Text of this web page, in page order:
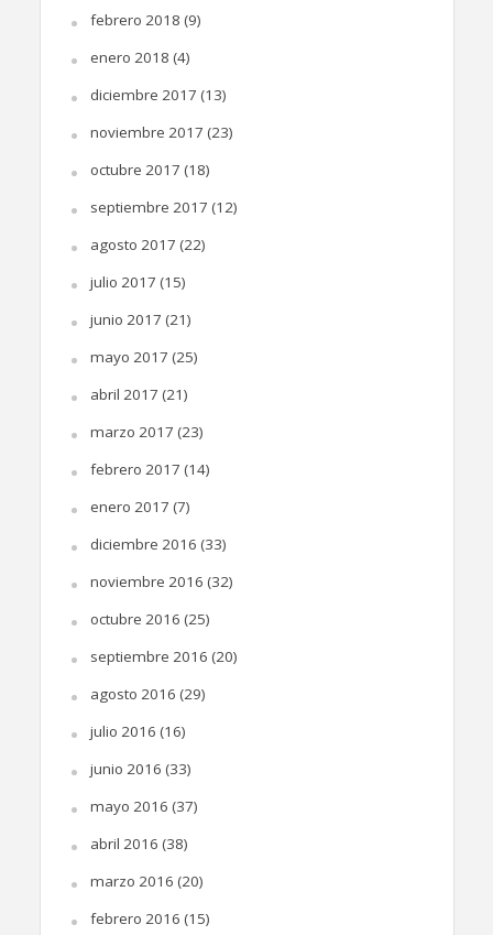
febrero 2018 (9)
enero 2018 (4)
diciembre 2017 (13)
noviembre 2017 (23)
octubre 2017 (18)
septiembre 2017 (12)
agosto 2017 (22)
julio 2017 (15)
junio 2017 (21)
mayo 2017 (25)
abril 2017 (21)
marzo 2017 (23)
febrero 2017 (14)
enero 2017 (7)
diciembre 2016 (33)
noviembre 2016 (32)
octubre 2016 (25)
septiembre 2016 (20)
agosto 2016 (29)
julio 2016 (16)
junio 2016 (33)
mayo 2016 (37)
abril 2016 (38)
marzo 2016 (20)
febrero 2016 (15)